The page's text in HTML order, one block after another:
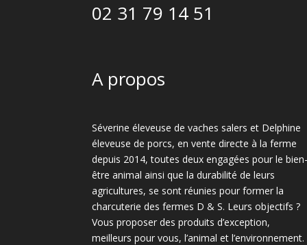
02 31 79 14 51
A propos
Séverine éleveuse de vaches salers et Delphine
éleveuse de porcs, en vente directe à la ferme
depuis 2014, toutes deux engagées pour le
être animal ainsi que la durabilité de leurs
agricultures, se sont réunies pour former la
charcuterie des fermes D & S. Leurs objectifs ?
Vous proposer des produits d’exception,
meilleurs pour vous, l’animal et l’environnement.